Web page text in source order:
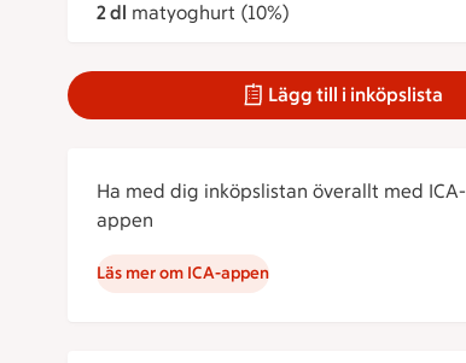
2 dl matyoghurt (10%)
Lägg till i inköpslista
Ha med dig inköpslistan överallt med ICA-
appen
Läs mer om ICA-appen